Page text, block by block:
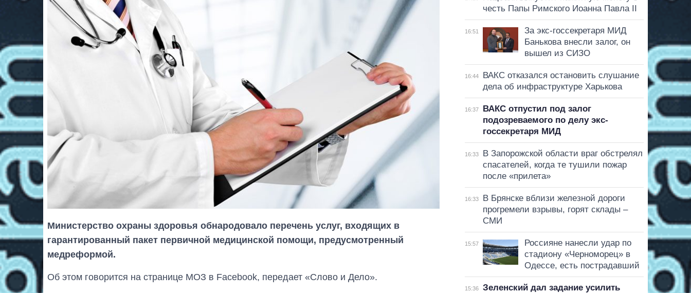
Министерство охраны здоровья обнародовало перечень услуг, входящих в
гарантированный пакет первичной медицинской помощи, предусмотренный
медреформой.
Об этом говорится на странице МОЗ в Facebook, передает «Слово и Дело».
честь Папы Римского Иоанна Павла II
16:51
За экс-госсекретаря МИД
Банькова внесли залог, он
вышел из СИЗО
16:44
ВАКС отказался остановить слушание
дела об инфраструктуре Харькова
16:37
ВАКС отпустил под залог
подозреваемого по делу экс-
госсекретаря МИД
16:33
В Запорожской области враг обстрелял
спасателей, когда те тушили пожар
после «прилета»
16:33
В Брянске вблизи железной дороги
прогремели взрывы, горят склады –
СМИ
15:57
Россияне нанесли удар по
стадиону «Черноморец» в
Одессе, есть пострадавший
15:36
Зеленский дал задание усилить